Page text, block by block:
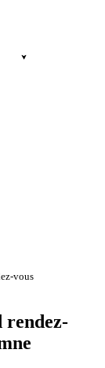
vous
rendez-